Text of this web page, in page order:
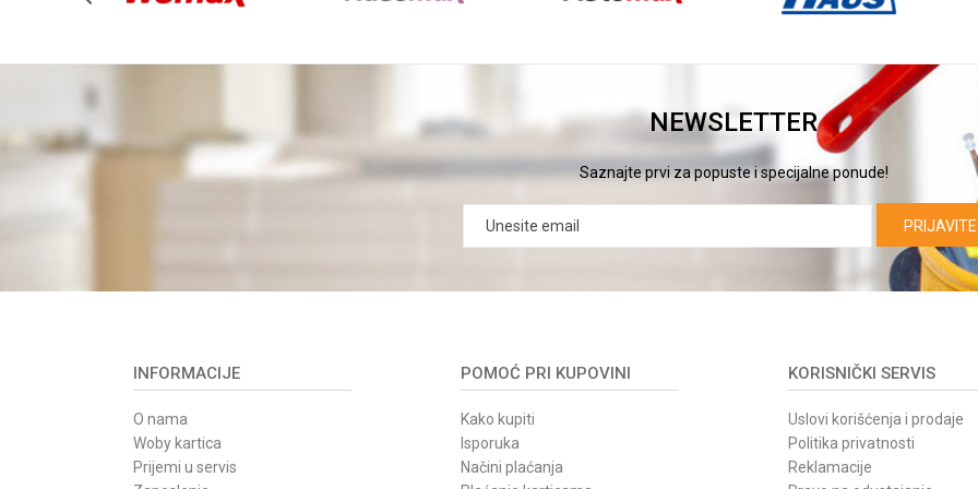
NEWSLETTER
Saznajte prvi za popuste i specijalne ponude!
INFORMACIJE
O nama
Woby kartica
Prijemi u servis
POMOĆ PRI KUPOVINI
Kako kupiti
Isporuka
Načini plaćanja
KORISNIČKI SERVIS
Uslovi korišćenja i prodaje
Politika privatnosti
Reklamacije